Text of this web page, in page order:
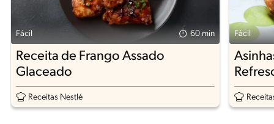
Fácil 60 min
Receita de Frango Assado
Glaceado
Receitas Nestlé
Fácil